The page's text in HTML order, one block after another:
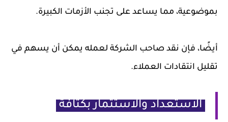
بموضوعية، مما يساعد على تجنب الأزمات الكبيرة.
أيضًا، فإن نقد صاحب الشركة لعمله يمكن أن يسهم في
تقليل انتقادات العملاء.
الاستعداد والاستثمار بكثافة